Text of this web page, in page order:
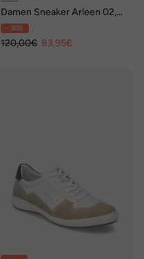
Damen Sneaker Arleen 02,
weiss-champagner
- 30%
120,00€ 83,95€